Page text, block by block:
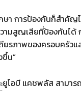
า การป้องกันก็สำคัญ
มสูญเสียที่ป้องกันได้
รภาพของครอบครัวแ
น”
โอบี แคชพลัส สามาร